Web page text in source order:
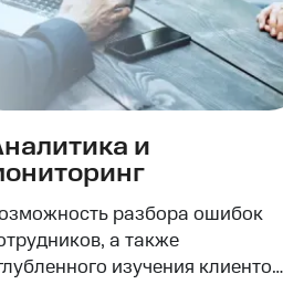
и
разбора ошибок
а также
изучения клиентов